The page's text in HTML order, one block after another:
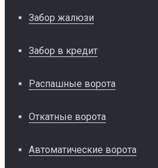
Забор жалюзи
Забор в кредит
Распашные ворота
Откатные ворота
Автоматические ворота